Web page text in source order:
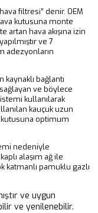
filtresi” denir. OEM
kutusuna monte
hava akışına izin
ve 7
adezyonların
kaynaklı bağlantı
ve böylece
kullanılarak
kauçuk uzun
kutusuna optimum
nedeniyle
alaşım ağ ile
katmanlı pamuklu gazlı
ve uygun
ve yenilenebilir.